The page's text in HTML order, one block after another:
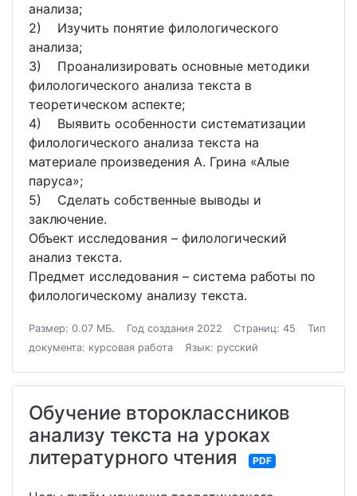
анализа;
2) Изучить понятие филологического
анализа;
3) Проанализировать основные методики
филологического анализа текста в
теоретическом аспекте;
4) Выявить особенности систематизации
филологического анализа текста на
материале произведения А. Грина «Алые
паруса»;
5) Сделать собственные выводы и
заключение.
Объект исследования – филологический
анализ текста.
Предмет исследования – система работы по
филологическому анализу текста.
Размер: 0.07 МБ. Год создания 2022 Страниц: 45
Тип
документа: курсовая работа
Язык: русский
Обучение второклассников
анализу текста на уроках
литературного чтения
PDF